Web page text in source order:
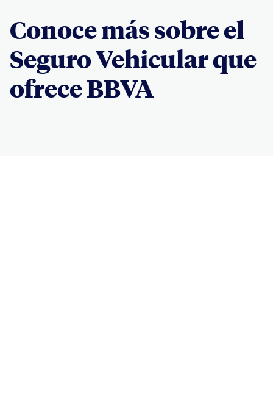
Conoce más sobre el
Seguro Vehicular que
ofrece BBVA